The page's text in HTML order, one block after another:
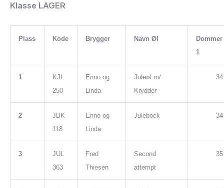
Klasse LAGER
Plass Kode Brygger Navn Øl
Dommer
1
1
KJL
250
Enno og
Linda
Juleøl m/
Krydder
34
2
JBK
118
Enno og
Linda
Julebock 34
3
JUL
363
Fred
Thiesen
Second
attempt
35